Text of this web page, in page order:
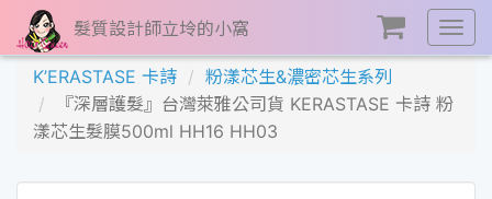
展
開
單
髮質設計師立坽的小窩
K’ERASTASE 卡詩
粉漾芯生&濃密芯生系列
『深層護髮』台灣萊雅公司貨 KERASTASE 卡詩 粉
漾芯生髮膜500ml HH16 HH03